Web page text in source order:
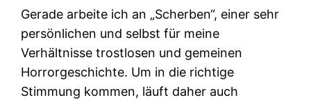
Gerade arbeite ich an „Scherben“, einer sehr
persönlichen und selbst für meine
Verhältnisse trostlosen und gemeinen
Horrorgeschichte. Um in die richtige
Stimmung kommen, läuft daher auch